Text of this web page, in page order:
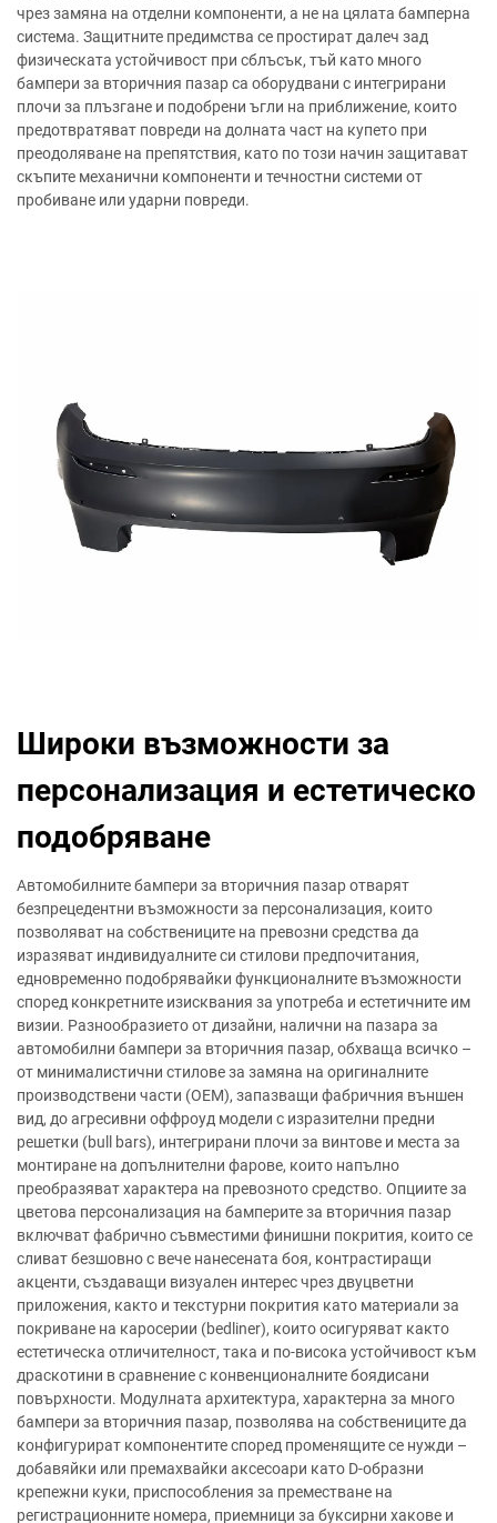
чрез замяна на отделни компоненти, а не на цялата бамперна
система. Защитните предимства се простират далеч зад
физическата устойчивост при сблъсък, тъй като много
бампери за вторичния пазар са оборудвани с интегрирани
плочи за плъзгане и подобрени ъгли на приближение, които
предотвратяват повреди на долната част на купето при
преодоляване на препятствия, като по този начин защитават
скъпите механични компоненти и течностни системи от
пробиване или ударни повреди.
Широки възможности за
персонализация и естетическо
подобряване
Автомобилните бампери за вторичния пазар отварят
безпрецедентни възможности за персонализация, които
позволяват на собствениците на превозни средства да
изразяват индивидуалните си стилови предпочитания,
едновременно подобрявайки функционалните възможности
според конкретните изисквания за употреба и естетичните им
визии. Разнообразието от дизайни, налични на пазара за
автомобилни бампери за вторичния пазар, обхваща всичко –
от минималистични стилове за замяна на оригиналните
производствени части (OEM), запазващи фабричния външен
вид, до агресивни оффроуд модели с изразителни предни
решетки (bull bars), интегрирани плочи за винтове и места за
монтиране на допълнителни фарове, които напълно
преобразяват характера на превозното средство. Опциите за
цветова персонализация на бамперите за вторичния пазар
включват фабрично съвместими финишни покрития, които се
сливат безшовно с вече нанесената боя, контрастиращи
акценти, създаващи визуален интерес чрез двуцветни
приложения, както и текстурни покрития като материали за
покриване на каросерии (bedliner), които осигуряват както
естетическа отличителност, така и по-висока устойчивост към
драскотини в сравнение с конвенционалните боядисани
повърхности. Модулната архитектура, характерна за много
бампери за вторичния пазар, позволява на собствениците да
конфигурират компонентите според променящите се нужди –
добавяйки или премахвайки аксесоари като D-образни
крепежни куки, приспособления за преместване на
регистрационните номера, приемници за буксирни хакове и